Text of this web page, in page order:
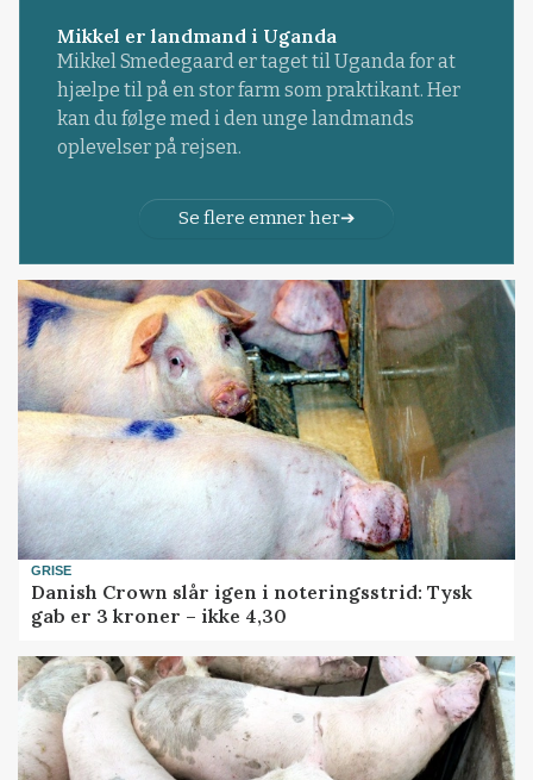
Mikkel er landmand i Uganda
Mikkel Smedegaard er taget til Uganda for at
hjælpe til på en stor farm som praktikant. Her
kan du følge med i den unge landmands
oplevelser på rejsen.
Se flere emner her
GRISE
Danish Crown slår igen i noteringsstrid: Tysk
gab er 3 kroner – ikke 4,30